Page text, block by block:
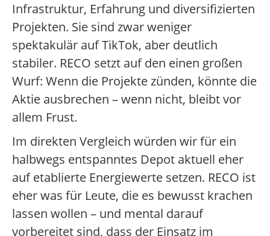
Infrastruktur, Erfahrung und diversifizierten
Projekten. Sie sind zwar weniger
spektakulär auf TikTok, aber deutlich
stabiler. RECO setzt auf den einen großen
Wurf: Wenn die Projekte zünden, könnte die
Aktie ausbrechen – wenn nicht, bleibt vor
allem Frust.
Im direkten Vergleich würden wir für ein
halbwegs entspanntes Depot aktuell eher
auf etablierte Energiewerte setzen. RECO ist
eher was für Leute, die es bewusst krachen
lassen wollen – und mental darauf
vorbereitet sind, dass der Einsatz im